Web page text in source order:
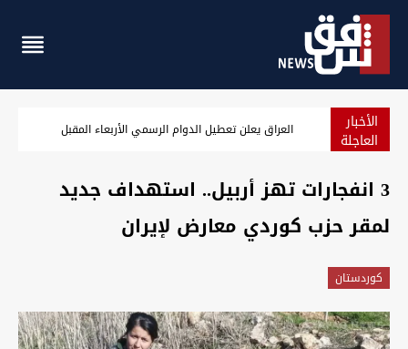
الأخبار
العاجلة العراق يعلن تعطيل الدوام الرسمي الأربعاء المقبل
3 انفجارات تهز أربيل.. استهداف جديد
لمقر حزب كوردي معارض لإيران
كوردستان